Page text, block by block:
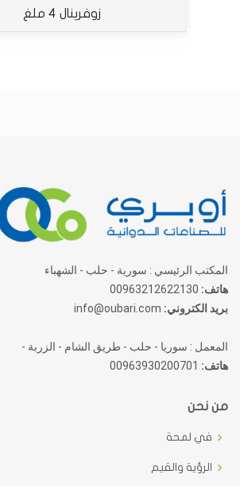
زوفرينال 4 ملغ
المكتب الرئيسي : سورية - حلب - الشهباء
هاتف:
بريد الكتروني:
المعمل : سوريا - حلب - طريق الشام - الزربة -
هاتف:
من نحن
في لمحة
الرؤية والقيم